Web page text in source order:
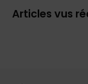
Articles vus